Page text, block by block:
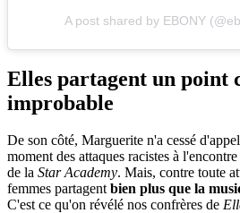
A post shared by EBONY
Elles partagent un point
improbable
De son côté, Marguerite n'a cessé
moment des attaques racistes à
de la Star Academy. Mais, contre toute
femmes partagentbien plus que la
C'est ce qu'on révélé nos confrères de